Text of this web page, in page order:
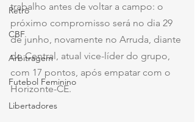
Retrô
CBF
Arbitragem
Futebol Feminino
Libertadores
trabalho antes de voltar a campo: o
próximo compromisso será no dia 29
de junho, novamente no Arruda, diante
do Central, atual vice-líder do grupo,
com 17 pontos, após empatar com o
Horizonte-CE.